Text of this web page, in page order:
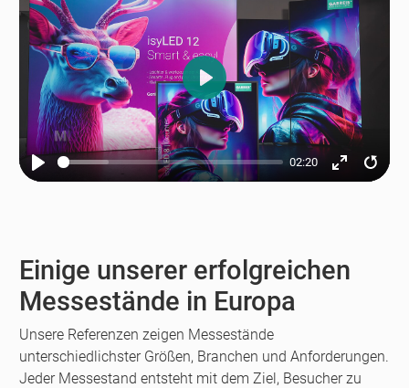
Play
02:20
Enter
Play
Einige unserer erfolgreichen
Messestände in Europa
Unsere Referenzen zeigen Messestände
unterschiedlichster Größen, Branchen und Anforderungen.
Jeder Messestand entsteht mit dem Ziel, Besucher zu